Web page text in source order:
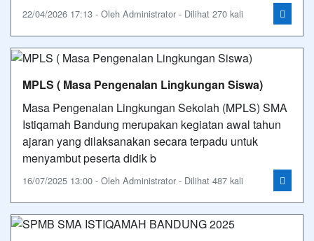
22/04/2026 17:13 - Oleh Administrator - Dilihat 270 kali
MPLS ( Masa Pengenalan Lingkungan Siswa)
Masa Pengenalan Lingkungan Sekolah (MPLS) SMA
Istiqamah Bandung merupakan kegiatan awal tahun
ajaran yang dilaksanakan secara terpadu untuk
menyambut peserta didik b
16/07/2025 13:00 - Oleh Administrator - Dilihat 487 kali